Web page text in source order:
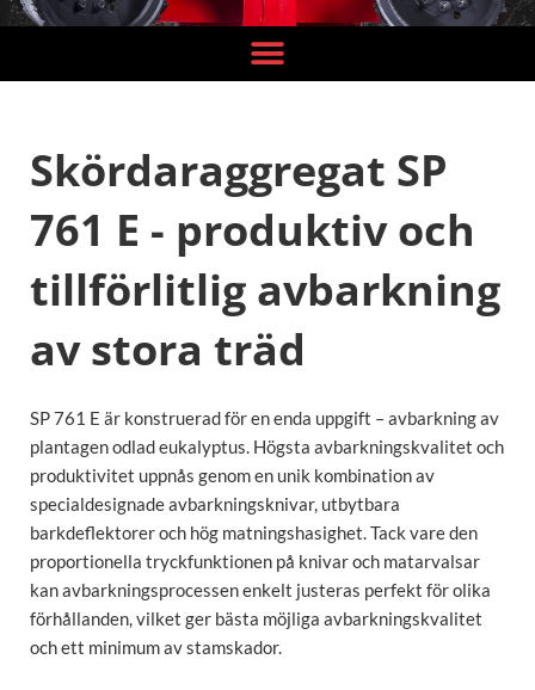
Skördaraggregat SP
761 E - produktiv och
tillförlitlig avbarkning
av stora träd
SP 761 E är konstruerad för en enda uppgift – avbarkning av
plantagen odlad eukalyptus. Högsta avbarkningskvalitet och
produktivitet uppnås genom en unik kombination av
specialdesignade avbarkningsknivar, utbytbara
barkdeflektorer och hög matningshasighet. Tack vare den
proportionella tryckfunktionen på knivar och matarvalsar
kan avbarkningsprocessen enkelt justeras perfekt för olika
förhållanden, vilket ger bästa möjliga avbarkningskvalitet
och ett minimum av stamskador.